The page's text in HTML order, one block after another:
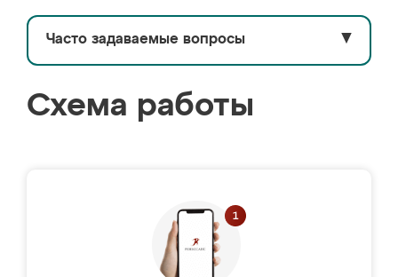
Часто задаваемые вопросы ▼
Схема работы